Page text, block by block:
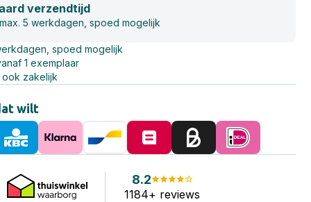
verzendtijd
5 werkdagen, spoed mogelijk
spoed mogelijk
1 exemplaar
ook zakelijk
wilt
8.2
1184+ reviews